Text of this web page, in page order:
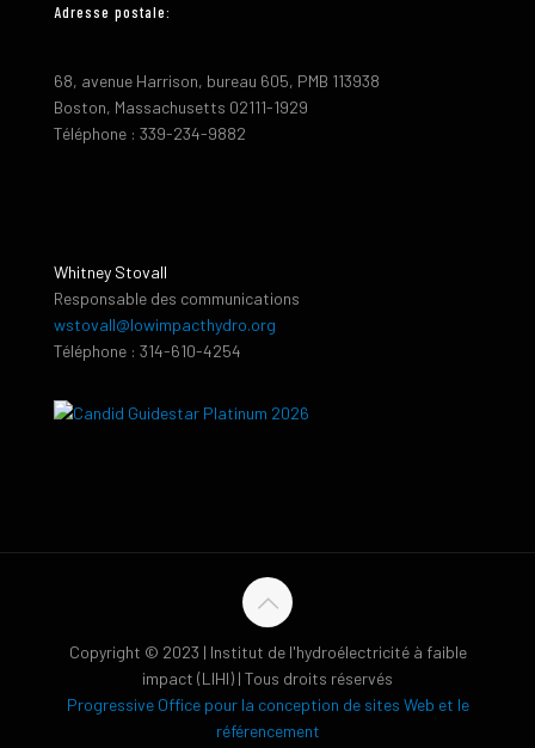
Adresse postale:
68, avenue Harrison, bureau 605, PMB 113938
Boston, Massachusetts 02111-1929
Téléphone : 339-234-9882
Whitney Stovall
Responsable des communications
wstovall@lowimpacthydro.org
Téléphone : 314-610-4254
Copyright © 2023 | Institut de l'hydroélectricité à faible
impact (LIHI) | Tous droits réservés
Progressive Office pour la conception de sites Web et le
référencement